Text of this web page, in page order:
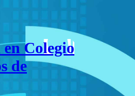
Colegio
de